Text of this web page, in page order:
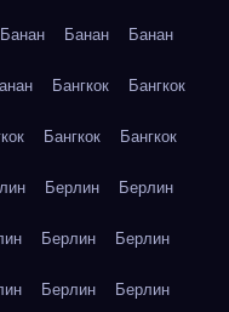
Банан Банан Банан
Бангкок Бангкок
Бангкок Бангкок
Берлин Берлин
Берлин Берлин
Берлин Берлин